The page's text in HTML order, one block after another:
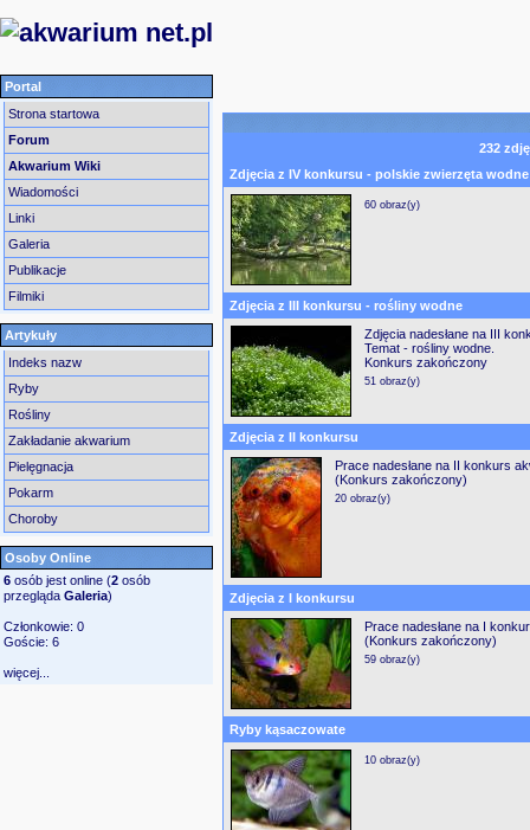
Portal
Strona startowa
Forum
Akwarium Wiki
Wiadomości
Linki
Galeria
Publikacje
Filmiki
Artykuły
Indeks nazw
Ryby
Rośliny
Zakładanie akwarium
Pielęgnacja
Pokarm
Choroby
Osoby Online
6 osób jest online (2 osób
przegląda Galeria)
Członkowie: 0
Goście: 6
więcej...
232
Zdjęcia z IV konkursu - polskie zwierzęta wodne
60 obraz(y)
Zdjęcia z III konkursu - rośliny wodne
Zdjęcia nadesłane na III
Temat - rośliny wodne.
Konkurs zakończony
51 obraz(y)
Zdjęcia z II konkursu
Prace nadesłane na II konkurs
(Konkurs zakończony)
20 obraz(y)
Zdjęcia z I konkursu
Prace nadesłane na I
(Konkurs zakończony)
59 obraz(y)
Ryby kąsaczowate
10 obraz(y)